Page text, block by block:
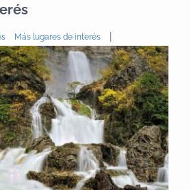
Más lugares de interés